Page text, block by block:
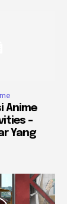
Anime
–
Yang